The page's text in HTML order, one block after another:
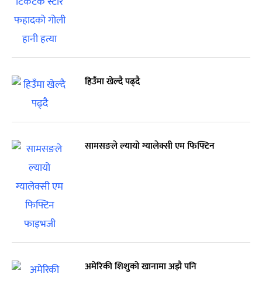
हिउँमा खेल्दै पढ्दै
सामसङले ल्यायो ग्यालेक्सी एम फिफ्टिन
अमेरिकी शिशुको खानामा अझै पनि